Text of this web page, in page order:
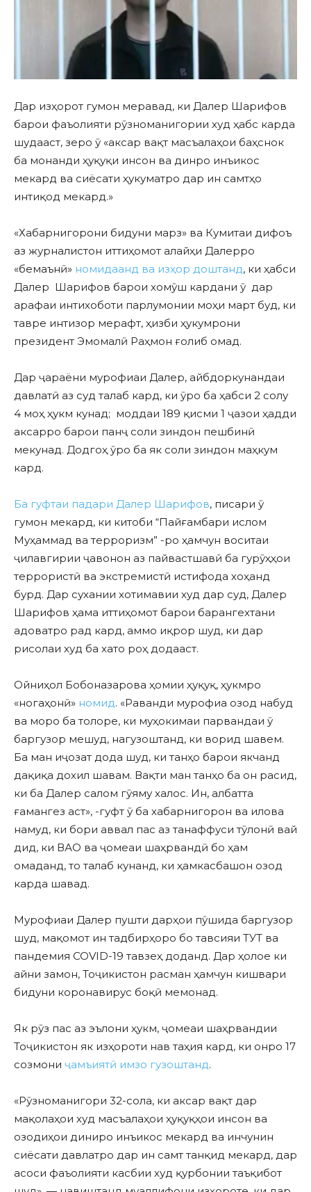
Дар изҳорот гумон меравад, ки Далер Шарифов
барои фаъолияти рӯзноманигории худ ҳабс карда
шудааст, зеро ӯ «аксар вақт масъалаҳои баҳснок
ба монанди ҳуқуқи инсон ва динро инъикос
мекард ва сиёсати ҳукуматро дар ин самтҳо
интиқод мекард.»
«Хабарнигорони бидуни марз» ва Кумитаи дифоъ
аз журналистон иттиҳомот алайҳи Далерро
«бемаънӣ» номидаанд ва изҳор доштанд, ки ҳабси
Далер Шарифов барои хомӯш кардани ӯ дар
арафаи интихоботи парлумонии моҳи март буд, ки
тавре интизор мерафт, ҳизби ҳукумрони
президент Эмомалӣ Раҳмон ғолиб омад.
Дар ҷараёни мурофиаи Далер, айбдоркунандаи
давлатӣ аз суд талаб кард, ки ӯро ба ҳабси 2 солу
4 моҳ ҳукм кунад; моддаи 189 қисми 1 ҷазои ҳадди
аксарро барои панҷ соли зиндон пешбинӣ
мекунад. Додгоҳ ӯро ба як соли зиндон маҳкум
кард.
Ба гуфтаи падари Далер Шарифов, писари ӯ
гумон мекард, ки китоби “Пайғамбари ислом
Муҳаммад ва терроризм” -ро ҳамчун воситаи
ҷилавгирии ҷавонон аз пайвастшавӣ ба гурӯҳҳои
террористӣ ва экстремистӣ истифода хоҳанд
бурд. Дар сухании хотимавии худ дар суд, Далер
Шарифов ҳама иттиҳомот барои барангехтани
адоватро рад кард, аммо иқрор шуд, ки дар
рисолаи худ ба хато роҳ додааст.
Ойниҳол Бобоназарова ҳомии ҳуқуқ, ҳукмро
«ногаҳонӣ» номид. «Раванди мурофиа озод набуд
ва моро ба толоре, ки муҳокимаи парвандаи ӯ
баргузор мешуд, нагузоштанд, ки ворид шавем.
Ба ман иҷозат дода шуд, ки танҳо барои якчанд
дақиқа дохил шавам. Вақти ман танҳо ба он расид,
ки ба Далер салом гӯяму халос. Ин, албатта
ғамангез аст», -гуфт ӯ ба хабарнигорон ва илова
намуд, ки бори аввал пас аз танаффуси тӯлонӣ вай
дид, ки ВАО ва ҷомеаи шаҳрвандӣ бо ҳам
омаданд, то талаб кунанд, ки ҳамкасбашон озод
карда шавад.
Мурофиаи Далер пушти дарҳои пӯшида баргузор
шуд, мақомот ин тадбирҳоро бо тавсияи ТУТ ва
пандемия COVID-19 тавзеҳ доданд. Дар ҳолое ки
айни замон, Тоҷикистон расман ҳамчун кишвари
бидуни коронавирус боқӣ мемонад.
Як рӯз пас аз эълони ҳукм, ҷомеаи шаҳрвандии
Тоҷикистон як изҳороти нав таҳия кард, ки онро 17
созмони ҷамъиятӣ имзо гузоштанд.
«Рӯзноманигори 32-сола, ки аксар вақт дар
мақолаҳои худ масъалаҳои ҳуқуқҳои инсон ва
озодиҳои диниро инъикос мекард ва инчунин
сиёсати давлатро дар ин самт танқид мекард, дар
асоси фаъолияти касбии худ қурбонии таъқибот